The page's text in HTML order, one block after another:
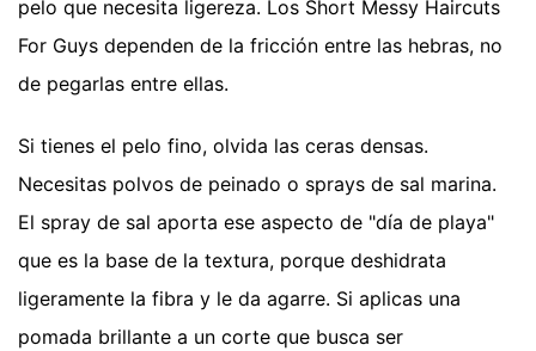
pelo que necesita ligereza. Los Short Messy Haircuts
For Guys dependen de la fricción entre las hebras, no
de pegarlas entre ellas.
Si tienes el pelo fino, olvida las ceras densas.
Necesitas polvos de peinado o sprays de sal marina.
El spray de sal aporta ese aspecto de "día de playa"
que es la base de la textura, porque deshidrata
ligeramente la fibra y le da agarre. Si aplicas una
pomada brillante a un corte que busca ser